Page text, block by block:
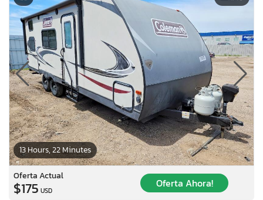
13 Hours, 22 Minutes
Oferta Actual
$175 USD
Oferta Ahora!